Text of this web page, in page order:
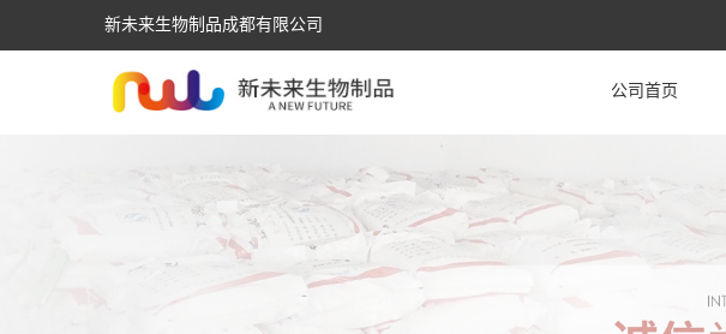
新未来生物制品成都有限公司
公司首页